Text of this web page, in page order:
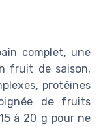
complet, une
fruit de saison,
protéines
de fruits
à 20 g pour ne